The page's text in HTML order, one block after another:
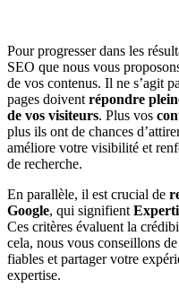
Pour progresser dans les
SEO que nous vous
de vos contenus. Il ne s’agit
pages doivent répondre
de vos visiteurs. Plus vos
plus ils ont de chances
améliore votre visibilité et
de recherche.
En parallèle, il est crucial de
Google, qui signifient
Ces critères évaluent la
cela, nous vous conseillons
fiables et partager votre
expertise.